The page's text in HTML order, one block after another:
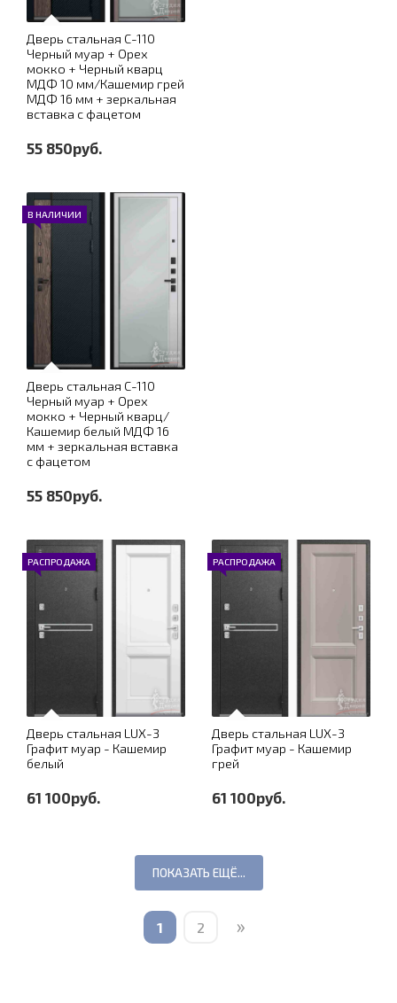
Дверь стальная С-110
Черный муар + Орех
мокко + Черный кварц
МДФ 10 мм/Кашемир грей
МДФ 16 мм + зеркальная
вставка с фацетом
55 850руб.
В НАЛИЧИИ
Дверь стальная С-110
Черный муар + Орех
мокко + Черный кварц/
Кашемир белый МДФ 16
мм + зеркальная вставка
с фацетом
55 850руб.
РАСПРОДАЖА
Дверь стальная LUX-3
Графит муар - Кашемир
белый
61 100руб.
РАСПРОДАЖА
Дверь стальная LUX-3
Графит муар - Кашемир
грей
61 100руб.
ПОКАЗАТЬ ЕЩЁ...
1 2 »